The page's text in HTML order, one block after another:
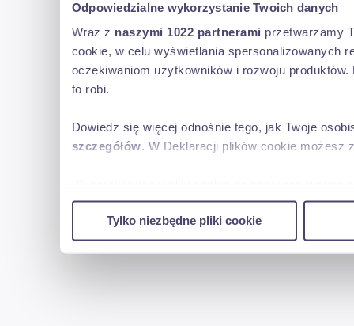
Odpowiedzialne wykorzystanie Twoich danych
Wraz z naszymi 1022 partnerami przetwarzamy
cookie, w celu wyświetlania spersonalizowanych
oczekiwaniom użytkowników i rozwoju
to robi.
Dowiedz się więcej odnośnie tego, jak Twoje
szczegółów. W Deklaracji plików cookie możesz
w naszej witrynie. Informacje o tym, jak
reklamowym i analitycznym. Partnerzy mogą
uzyskanymi podczas korzystania z ich usług.
Tylko niezbędne pliki cookie